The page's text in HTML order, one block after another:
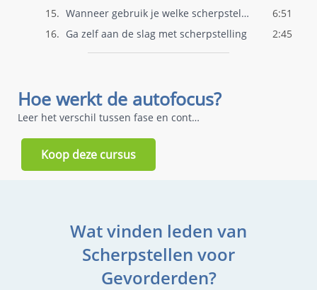
15.
Wanneer gebruik je welke scherpstelling?
6:51
16. Ga zelf aan de slag met scherpstelling 2:45
Hoe werkt de autofocus?
Leer het verschil tussen fase en contrast autofocus
Koop deze cursus
Wat vinden leden van
Scherpstellen voor
Gevorderden?